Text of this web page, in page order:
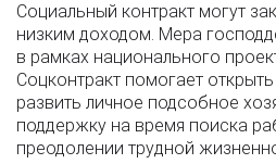
Социальный контракт могут
низким доходом. Мера
в рамках национального
Соцконтракт помогает
развить личное подсобное
поддержку на время поиска
преодолении трудной